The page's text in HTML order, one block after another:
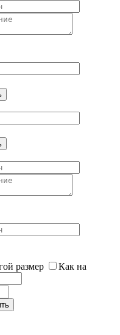
размер
Как на